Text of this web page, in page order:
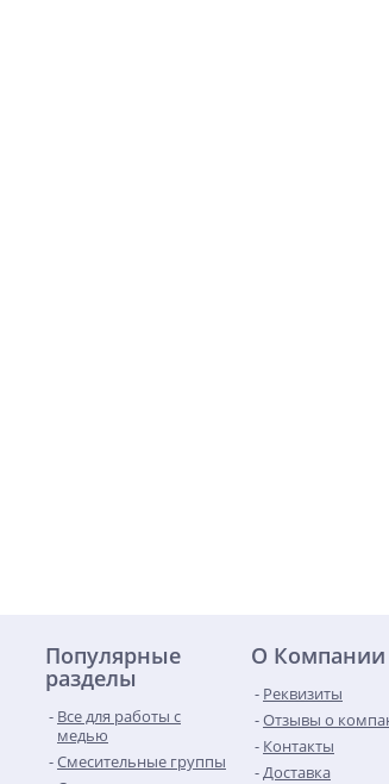
Популярные
разделы
Все для работы с
медью
Смесительные группы
О Компании
Реквизиты
Отзывы о
Контакты
Доставка